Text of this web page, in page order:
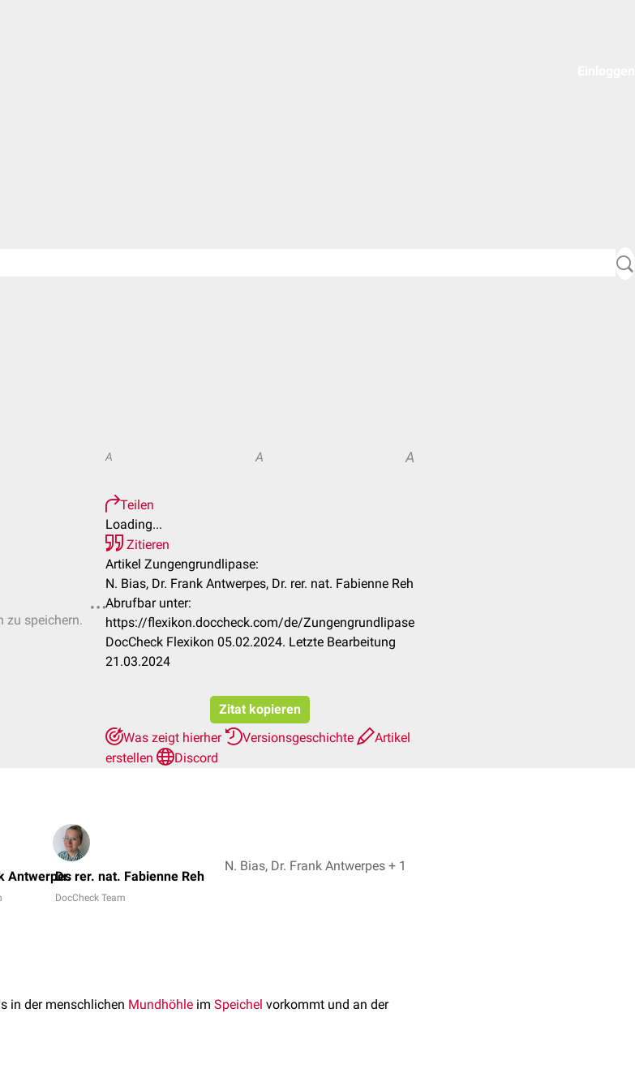
zu speichern.
A A A
Teilen
Loading...
Zitieren
Artikel Zungengrundlipase:
N. Bias, Dr. Frank Antwerpes, Dr. rer. nat. Fabienne Reh
Abrufbar unter:
https://flexikon.doccheck.com/de/Zungengrundlipase
DocCheck Flexikon 05.02.2024. Letzte Bearbeitung
21.03.2024
Zitat kopieren
Was zeigt hierher
Versionsgeschichte
Artikel
erstellen
Discord
AntwerpesDr. rer. nat. Fabienne Reh
DocCheck Team
N. Bias, Dr. Frank Antwerpes + 1
in der menschlichen Mundhöhle im Speichel vorkommt und an der